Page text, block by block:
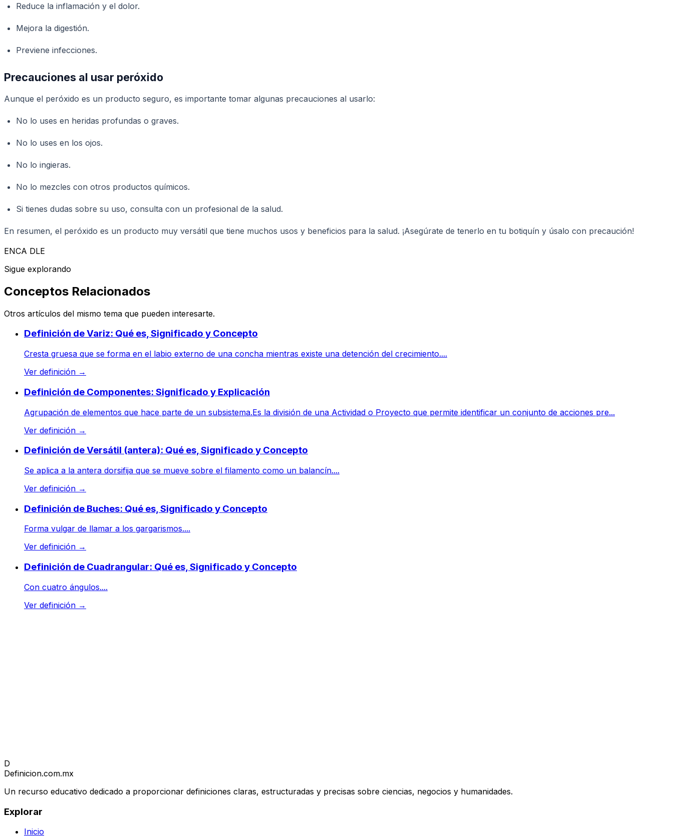
Reduce la inflamación y el dolor.
Mejora la digestión.
Previene infecciones.
Precauciones al usar peróxido
Aunque el peróxido es un producto seguro, es importante tomar algunas precauciones al usarlo:
No lo uses en heridas profundas o graves.
No lo uses en los ojos.
No lo ingieras.
No lo mezcles con otros productos químicos.
Si tienes dudas sobre su uso, consulta con un profesional de la salud.
En resumen, el peróxido es un producto muy versátil que tiene muchos usos y beneficios para la salud. ¡Asegúrate de tenerlo en tu botiquín y úsalo con precaución!
ENCA DLE
Sigue explorando
Conceptos Relacionados
Otros artículos del mismo tema que pueden interesarte.
Definición de Variz: Qué es, Significado y Concepto
Cresta gruesa que se forma en el labio externo de una concha mientras existe una detención del crecimiento....
Ver definición →
Definición de Componentes: Significado y Explicación
Agrupación de elementos que hace parte de un subsistema.Es la división de una Actividad o Proyecto que permite identificar un conjunto de acciones pre...
Ver definición →
Definición de Versátil (antera): Qué es, Significado y Concepto
Se aplica a la antera dorsifija que se mueve sobre el filamento como un balancín....
Ver definición →
Definición de Buches: Qué es, Significado y Concepto
Forma vulgar de llamar a los gargarismos....
Ver definición →
Definición de Cuadrangular: Qué es, Significado y Concepto
Con cuatro ángulos....
Ver definición →
D
Definicion.com.mx
Un recurso educativo dedicado a proporcionar definiciones claras, estructuradas y precisas sobre ciencias, negocios y humanidades.
Explorar
Inicio